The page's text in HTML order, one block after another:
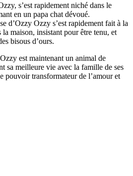
s’est rapidement niché dans le
en un papa chat dévoué.
d’Ozzy Ozzy s’est rapidement fait à la
maison, insistant pour être tenu, et
bisous d’ours.
est maintenant un animal de
sa meilleure vie avec la famille de ses
pouvoir transformateur de l’amour et